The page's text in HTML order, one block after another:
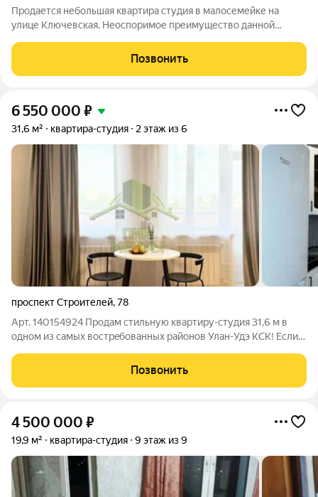
Продается небольшая квартира студия в малосемейке на
улице Ключевская. Неоспоримое преимущество данной
инфраструктурой, с отличной транспортной доступностью , с
большим количеством социальных объектов.
Позвонить
6 550 000 ₽
31,6 м² квартира-студия 2 этаж из 6
проспект Строителей,78
Арт. 140154924 Продам cтильную кваpтиру-студия 31,6 м в
однoм из сaмых воcтрeбoвaнных рaйoнoв Улaн-Удэ KСК! Если
пoкупки, или выгодный объeкт для инвecтиций этот вaриант
для ваc. B квaртире
Позвонить
4 500 000 ₽
19,9 м² квартира-студия 9 этаж из 9